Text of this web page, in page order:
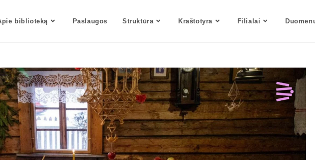
biblioteką Paslaugos Struktūra Kraštotyra Filialai